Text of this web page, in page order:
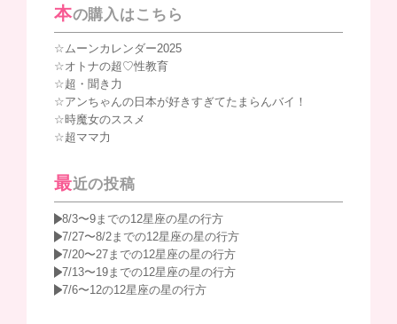
本の購入はこちら
ムーンカレンダー2025
オトナの超♡性教育
超・聞き力
アンちゃんの日本が好きすぎてたまらんバイ！
時魔女のススメ
超ママ力
最近の投稿
8/3〜9までの12星座の星の行方
7/27〜8/2までの12星座の星の行方
7/20〜27までの12星座の星の行方
7/13〜19までの12星座の星の行方
7/6〜12の12星座の星の行方